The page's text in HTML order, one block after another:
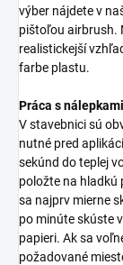
výber nájdete v
pištoľou airbrush.
realistickejší
farbe plastu.
Práca s nálepkami
V stavebnici sú
nutné pred
sekúnd do teplej
položte na hladkú
sa najprv mierne
po minúte skúste
papieri. Ak sa
požadované